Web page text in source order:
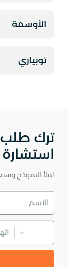
الأوسمة
توبياري
ترك
استشارة
املأ النموذج